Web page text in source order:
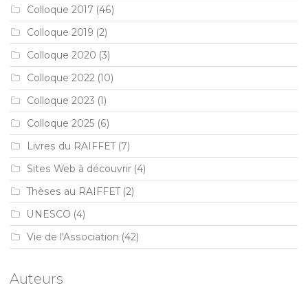
Colloque 2017 (46)
Colloque 2019 (2)
Colloque 2020 (3)
Colloque 2022 (10)
Colloque 2023 (1)
Colloque 2025 (6)
Livres du RAIFFET(7)
Sites Web à découvrir (4)
Thèses au RAIFFET(2)
UNESCO (4)
Vie de l'Association (42)
Auteurs